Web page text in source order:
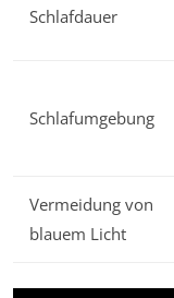
Schlafdauer
Schlafumgebung
Vermeidung von
blauem Licht